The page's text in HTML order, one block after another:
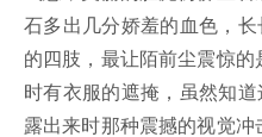
石多出几分娇羞的血色，
的四肢，最让陌前尘震惊
时有衣服的遮掩，虽然知
露出来时那种震撼的视觉冲